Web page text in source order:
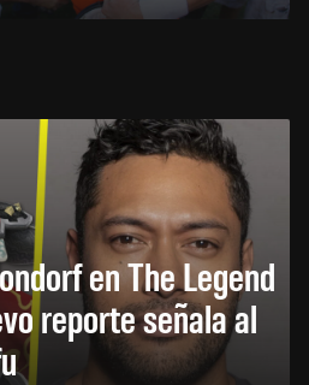
en The Legend
reporte señala al